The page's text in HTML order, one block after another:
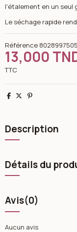
l'étalement en un seul
Le séchage rapide
Référence
13,000
TTC
Partager
TweetPinterest
Description
Détails du
Avis(0)
Aucun avis